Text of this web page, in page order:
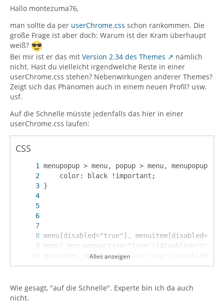
Hallo montezuma76,
man sollte da per userChrome.css schon rankommen. Die
große Frage ist aber doch: Warum ist der Kram überhaupt
weiß?
Bei mir ist er das mit Version 2.34 des Themes
nämlich
nicht. Hast du vielleicht irgendwelche Reste in einer
userChrome.css stehen? Nebenwirkungen anderer Themes?
Zeigt sich das Phänomen auch in einem neuen Profil? usw.
usf.
Auf die Schnelle müsste jedenfalls das hier in einer
userChrome.css laufen:
CSS
Alles anzeigen
Wie gesagt, "auf die Schnelle". Experte bin ich da auch
nicht.